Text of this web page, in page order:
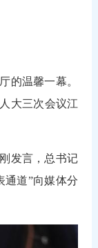
的温馨一幕。
大三次会议江
发言，总书记
通道”向媒体分